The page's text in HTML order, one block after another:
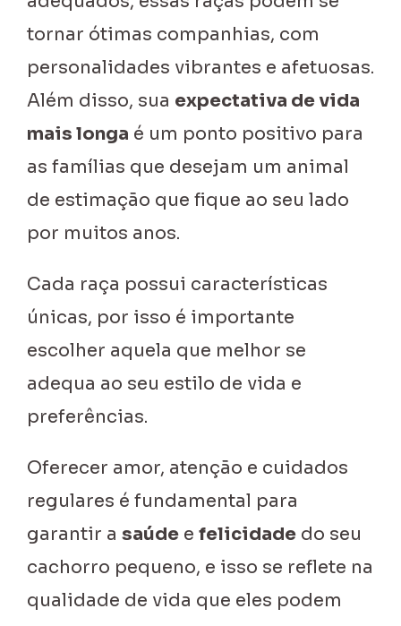
tornar ótimas companhias, com
personalidades vibrantes e afetuosas.
Além disso, sua expectativa de vida
mais longa é um ponto positivo para
as famílias que desejam um animal
de estimação que fique ao seu lado
por muitos anos.
Cada raça possui características
únicas, por isso é importante
escolher aquela que melhor se
adequa ao seu estilo de vida e
preferências.
Oferecer amor, atenção e cuidados
regulares é fundamental para
garantir a saúde e felicidade do seu
cachorro pequeno, e isso se reflete na
qualidade de vida que eles podem